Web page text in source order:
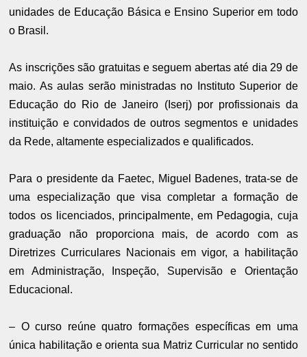
unidades de Educação Básica e Ensino Superior em todo
o Brasil.
As inscrições são gratuitas e seguem abertas até dia 29 de
maio. As aulas serão ministradas no Instituto Superior de
Educação do Rio de Janeiro (Iserj) por profissionais da
instituição e convidados de outros segmentos e unidades
da Rede, altamente especializados e qualificados.
Para o presidente da Faetec, Miguel Badenes, trata-se de
uma especialização que visa completar a formação de
todos os licenciados, principalmente, em Pedagogia, cuja
graduação não proporciona mais, de acordo com as
Diretrizes Curriculares Nacionais em vigor, a habilitação
em Administração, Inspeção, Supervisão e Orientação
Educacional.
– O curso reúne quatro formações específicas em uma
única habilitação e orienta sua Matriz Curricular no sentido